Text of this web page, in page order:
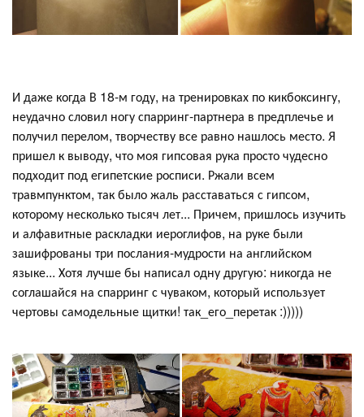
И даже когда В 18-м году, на тренировках по кикбоксингу,
неудачно словил ногу спарринг-партнера в предплечье и
получил перелом, творчеству все равно нашлось место. Я
пришел к выводу, что моя гипсовая рука просто чудесно
подходит под египетские росписи. Ржали всем
травмпунктом, так было жаль расставаться с гипсом,
которому несколько тысяч лет... Причем, пришлось изучить
и алфавитные раскладки иероглифов, на руке были
зашифрованы три послания-мудрости на английском
языке... Хотя лучше бы написал одну другую: никогда не
соглашайся на спарринг с чуваком, который использует
чертовы самодельные щитки! так_его_перетак :)))))